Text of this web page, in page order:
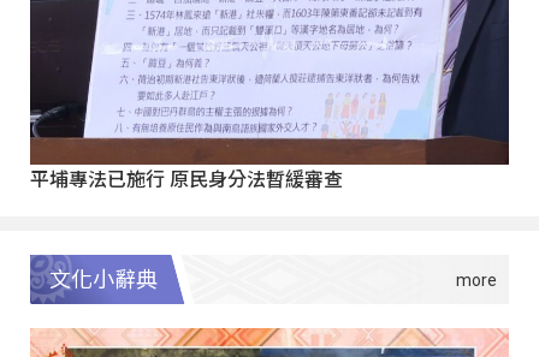
平埔專法已施行 原民身分法暫緩審查
文化小辭典